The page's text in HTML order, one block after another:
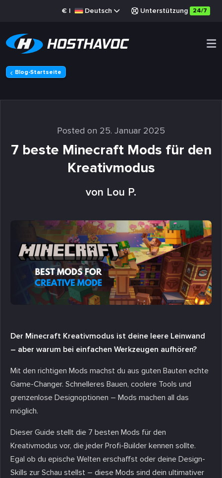
€ | Deutsch Unterstützung 24/7
Blog-Startseite
Posted on 25. Januar 2025
7 beste Minecraft Mods für den
Kreativmodus
von Lou P.
Der Minecraft Kreativmodus ist deine leere Leinwand
– aber warum bei einfachen Werkzeugen aufhören?
Mit den richtigen Mods machst du aus guten Bauten echte
Game-Changer. Schnelleres Bauen, coolere Tools und
grenzenlose Designoptionen – Mods machen all das
möglich.
Dieser Guide stellt die 7 besten Mods für den
Kreativmodus vor, die jeder Profi-Builder kennen sollte.
Egal ob du epische Welten erschaffst oder deine Design-
Skills zur Schau stellst – diese Mods sind dein ultimativer